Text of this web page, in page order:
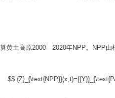
黄土高原2000—2020年NPP。NPP
$$